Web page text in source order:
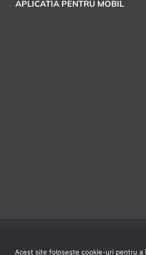
APLICATIA PENTRU MOBIL
Acest site folosește cookie-uri pentru a